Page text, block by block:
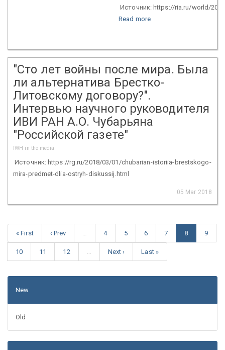
Источник: https://ria.ru/world/
Read more
"Сто лет войны после мира. Была
ли альтернатива Брестко-
Литовскому договору?".
Интервью научного руководителя
ИВИ РАН А.О. Чубарьяна
"Российской газете"
IWH in the media
Источник: https://rg.ru/2018/03/01/chubarian-istoriia-brestskogo-
mira-predmet-dlia-ostryh-diskussij.html
05 Mar 2018
« First ‹ Prev 4 5 6 7 8 9
10 11 12 Next › Last »
New
Old